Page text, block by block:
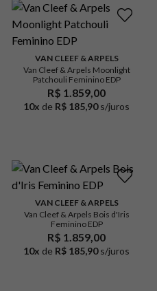
VAN CLEEF & ARPELS
Van Cleef & Arpels Moonlight
Patchouli Feminino EDP
R$ 1.859,00
10x de R$ 185,90 s/juros
VAN CLEEF & ARPELS
Van Cleef & Arpels Bois d'Iris
Feminino EDP
R$ 1.859,00
10x de R$ 185,90 s/juros